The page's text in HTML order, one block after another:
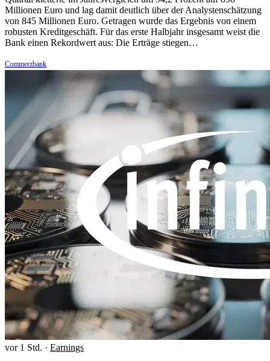
Millionen Euro und lag damit deutlich über der Analystenschätzung
von 845 Millionen Euro. Getragen wurde das Ergebnis von einem
robusten Kreditgeschäft. Für das erste Halbjahr insgesamt weist die
Bank einen Rekordwert aus: Die Erträge stiegen…
Commerzbank
vor 1 Std. · Earnings